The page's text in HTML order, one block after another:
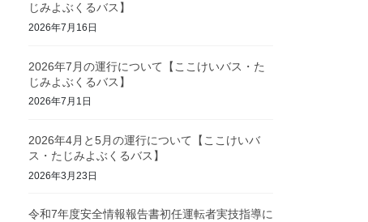
じみよぶくるバス】
2026年7月16日
2026年7月の運行について【ここけいバス・た
じみよぶくるバス】
2026年7月1日
2026年4月と5月の運行について【ここけいバ
ス・たじみよぶくるバス】
2026年3月23日
令和7年度安全情報報告書初任運転者実技指導に